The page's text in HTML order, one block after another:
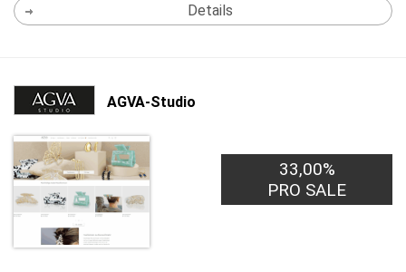
Details
AGVA-Studio
33,00%
PRO SALE